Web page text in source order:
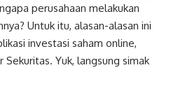
perusahaan melakukan
Untuk itu, alasan-alasan ini
investasi saham online,
Sekuritas. Yuk, langsung simak